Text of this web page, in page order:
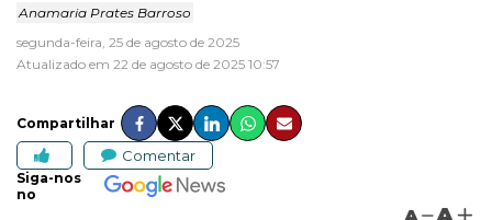
Anamaria Prates Barroso
segunda-feira, 25 de agosto de 2025
Atualizado em 22 de agosto de 2025 10:57
Compartilhar
Comentar
Siga-nos
no
A